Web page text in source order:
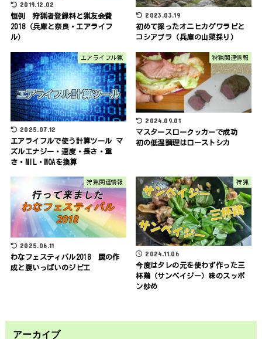
2019.12.02
恒例 狩猟者登録料と猟友会費
2018（兵庫と奈良・エアライフ
ル）
2023.03.19
初めて採ったオニヒカゲワラビと
コシアブラ（兵庫の山菜採り）
エアライフル猟
2025.07.12
エアライフルで使う計算ツール マ
ズルエナジー・速度・長さ・重
さ・MIL・MOAを換算
狩猟関連情報
2024.09.01
マスタースロークッカーで成功
初の低温調理はローストシカ
狩猟関連情報
2025.06.11
わなフェスティバル2018 罠の作
成と腹いっぱいのジビエ
狩猟
2024.11.06
今度はタレの元を使わず作った三
杯鶏（サンベイジー）味のスッポ
ン炒め
アーカイブ